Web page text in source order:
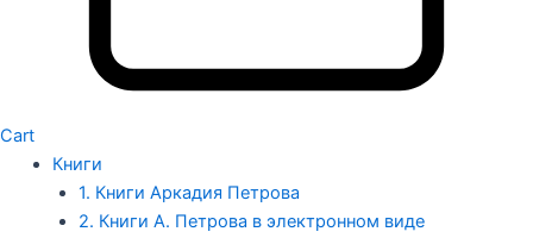
Cart
Книги
1. Книги Аркадия Петрова
2. Книги А. Петрова в электронном виде